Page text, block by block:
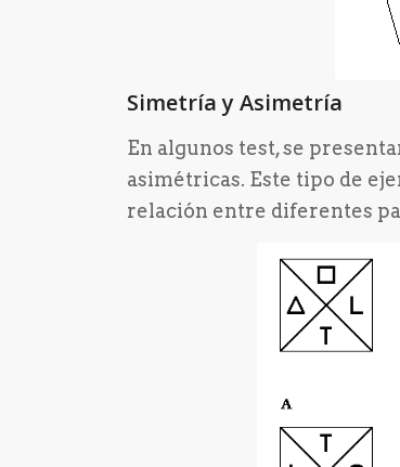
Simetría y Asimetría
En algunos test, se
asimétricas. Este tipo de
relación entre diferentes